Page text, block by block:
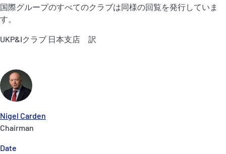
Nigel Carden
Chairman
Date
国際グループのすべてのクラブは同様の回覧を発行していま
す。
UKP&Iクラブ 日本支店 訳